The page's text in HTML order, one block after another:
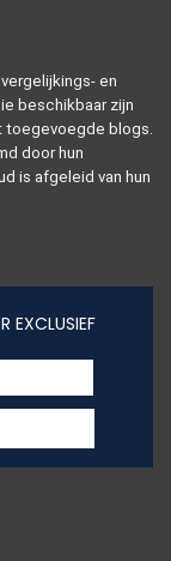
en
beschikbaar zijn
toegevoegde blogs.
door hun
is afgeleid van hun
EXCLUSIEF